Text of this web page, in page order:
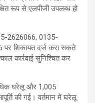
रूप से एलपीजी उपलब्ध हो
2626066, 0135-
पर शिकायत दर्ज करा सकते
कार्रवाई सुनिश्चित कर
घरेलू और 1,005
की गई। वर्तमान में घरेलू